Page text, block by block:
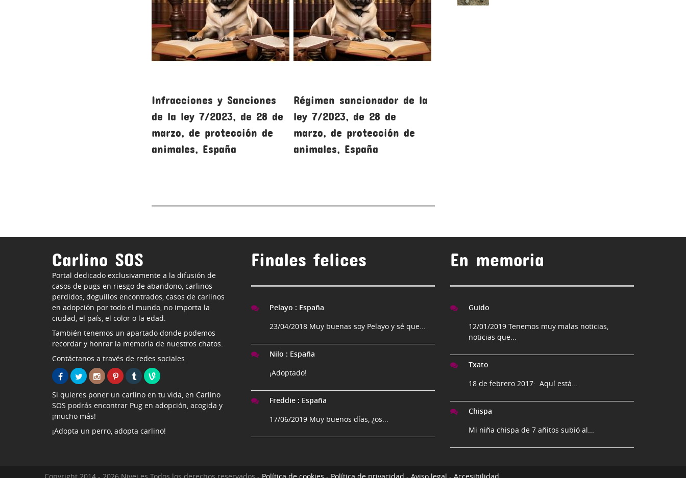
Infracciones y Sanciones
de la ley 7/2023, de 28 de
marzo, de protección de
animales, España
Régimen sancionador de la
ley 7/2023, de 28 de
marzo, de protección de
animales, España
Carlino SOS
Portal dedicado exclusivamente a la difusión de
casos de pugs en riesgo de abandono, carlinos
perdidos, doguillos encontrados, casos de carlinos
en adopción por todo el mundo, no importa la
ciudad, el país, el color o la edad.
También tenemos un apartado donde podemos
recordar y honrar la memoria de nuestros chatos.
Contáctanos a través de redes sociales
Si quieres poner un carlino en tu vida, en Carlino
SOS podrás encontrar Pug en adopción, acogida y
¡mucho más!
¡Adopta un perro, adopta carlino!
Finales felices
Pelayo : España
23/04/2018 Muy buenas soy Pelayo y sé que...
Nilo : España
¡Adoptado!
Freddie : España
17/06/2019 Muy buenos días, ¿os...
En memoria
Guido
12/01/2019 Tenemos muy malas noticias,
noticias que...
Txato
18 de febrero 2017· Aquí está...
Chispa
Mi niña chispa de 7 añitos subió al...